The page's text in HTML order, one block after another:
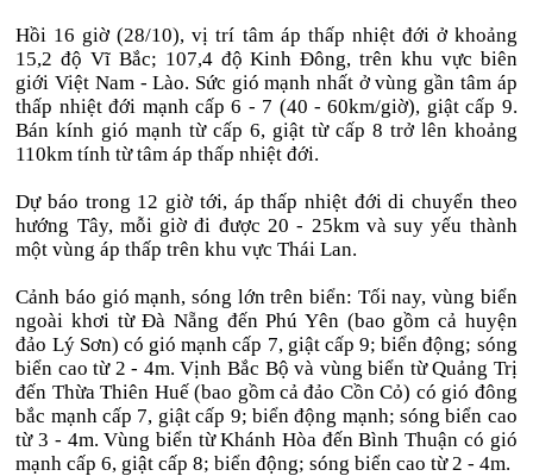
Hồi 16 giờ (28/10), vị trí tâm áp thấp nhiệt đới ở khoảng
15,2 độ Vĩ Bắc; 107,4 độ Kinh Đông, trên khu vực biên
giới Việt Nam - Lào. Sức gió mạnh nhất ở vùng gần tâm áp
thấp nhiệt đới mạnh cấp 6 - 7 (40 - 60km/giờ), giật cấp 9.
Bán kính gió mạnh từ cấp 6, giật từ cấp 8 trở lên khoảng
110km tính từ tâm áp thấp nhiệt đới.
Dự báo trong 12 giờ tới, áp thấp nhiệt đới di chuyển theo
hướng Tây, mỗi giờ đi được 20 - 25km và suy yếu thành
một vùng áp thấp trên khu vực Thái Lan.
Cảnh báo gió mạnh, sóng lớn trên biển: Tối nay, vùng biển
ngoài khơi từ Đà Nẵng đến Phú Yên (bao gồm cả huyện
đảo Lý Sơn) có gió mạnh cấp 7, giật cấp 9; biển động; sóng
biển cao từ 2 - 4m. Vịnh Bắc Bộ và vùng biển từ Quảng Trị
đến Thừa Thiên Huế (bao gồm cả đảo Cồn Cỏ) có gió đông
bắc mạnh cấp 7, giật cấp 9; biển động mạnh; sóng biển cao
từ 3 - 4m. Vùng biển từ Khánh Hòa đến Bình Thuận có gió
mạnh cấp 6, giật cấp 8; biển động; sóng biển cao từ 2 - 4m.